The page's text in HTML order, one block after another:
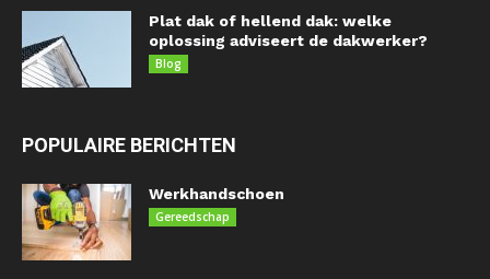
Plat dak of hellend dak: welke
oplossing adviseert de dakwerker?
Blog
POPULAIRE BERICHTEN
Werkhandschoen
Gereedschap